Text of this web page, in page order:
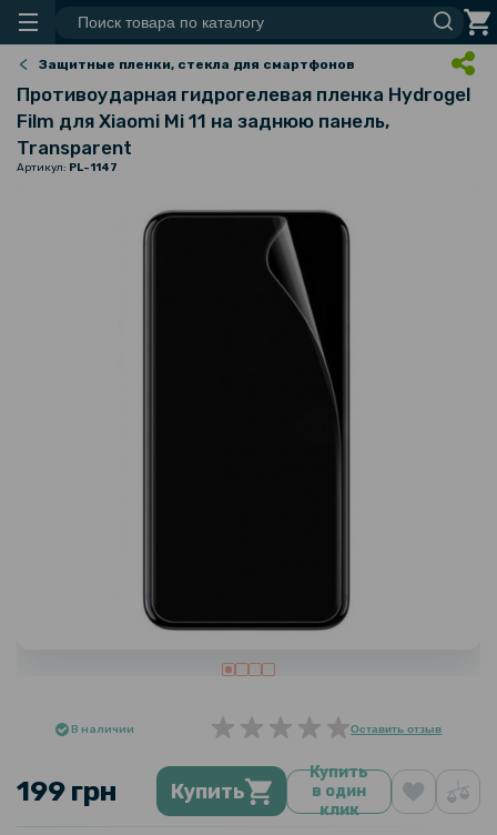
Защитные пленки, стекла для смартфонов
Противоударная гидрогелевая пленка Hydrogel
Film для Xiaomi Mi 11 на заднюю панель,
Transparent
Артикул: PL-1147
В наличии Оставить отзыв
199 грн Купить
Купить
в один
клик